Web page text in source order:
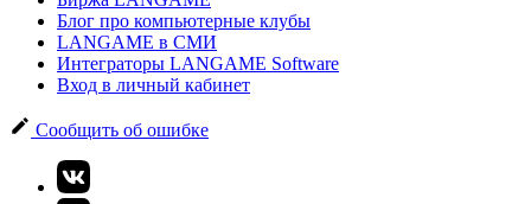
Блог про компьютерные клубы
LANGAME в СМИ
Интеграторы LANGAME Software
Вход в личный кабинет
Сообщить об ошибке